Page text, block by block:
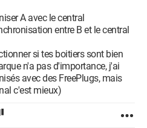
il me dit "la connexion au
informatique et excusez-moi
pas dire ce qui est important
idée du problème...
!
A avec le central
entre B et le central
si tes boitiers sont bien
n'a pas d'importance, j'ai
avec des FreePlugs, mais
c'est mieux)